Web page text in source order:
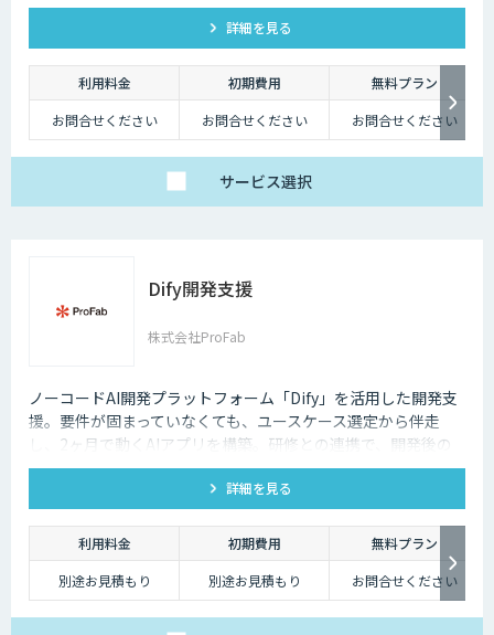
詳細を見る
利用料金 初期費用
無料プラン
お問合せください
お問合せください お問合せください
サービス選択
Dify開発支援
株式会社ProFab
ノーコードAI開発プラットフォーム「Dify」を活用した開発支
援。要件が固まっていなくても、ユースケース選定から伴走
し、2ヶ月で動くAIアプリを構築。研修との連携で、開発後の
内製化・自走までサポートします。
詳細を見る
利用料金 初期費用
無料プラン
別途お見積もり
別途お見積もり お問合せください